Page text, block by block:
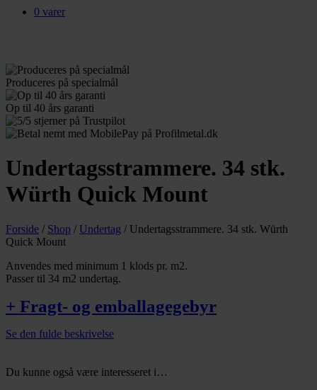
0 varer
Produceres på specialmål
Op til 40 års garanti
Undertagsstrammere. 34 stk.
Würth Quick Mount
Forside / Shop / Undertag / Undertagsstrammere. 34 stk. Würth
Quick Mount
Anvendes med minimum 1 klods pr. m2.
Passer til 34 m2 undertag.
+ Fragt- og emballagegebyr
Se den fulde beskrivelse
Du kunne også være interesseret i…